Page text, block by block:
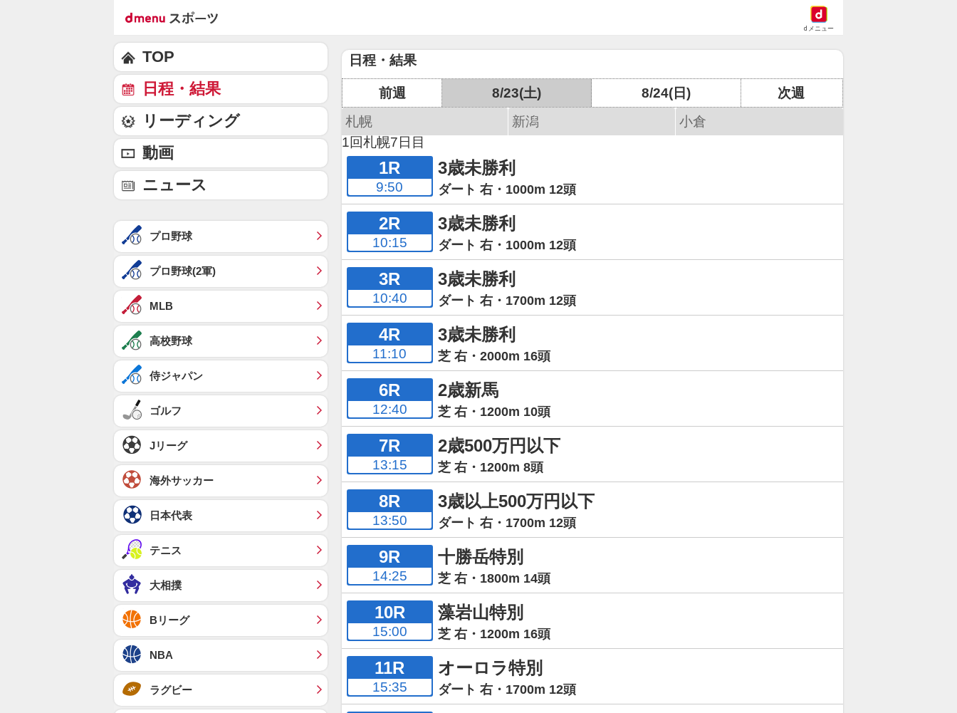
dメニュー
日程・結果
前週 8/23(土) 8/24(日)
次週
札幌
新潟
小倉
1回札幌7日目
1R
9:50
3歳未勝利
ダート 右・1000m 12頭
2R
10:15
3歳未勝利
ダート 右・1000m 12頭
3R
10:40
3歳未勝利
ダート 右・1700m 12頭
4R
11:10
3歳未勝利
芝 右・2000m 16頭
6R
12:40
2歳新馬
芝 右・1200m 10頭
7R
13:15
2歳500万円以下
芝 右・1200m 8頭
8R
13:50
3歳以上500万円以下
ダート 右・1700m 12頭
9R
14:25
十勝岳特別
芝 右・1800m 14頭
10R
15:00
藻岩山特別
芝 右・1200m 16頭
11R
15:35
オーロラ特別
ダート 右・1700m 12頭
TOP
日程・結果
リーディング
動画
ニュース
プロ野球
プロ野球(2軍)
MLB
高校野球
侍ジャパン
ゴルフ
Jリーグ
海外サッカー
日本代表
テニス
大相撲
Bリーグ
NBA
ラグビー